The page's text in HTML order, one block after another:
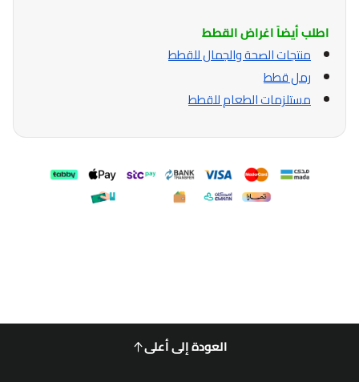
اطلب أيضاً اغراض القطط
منتجات الصحة والجمال للقطط
رمل قطط
مستلزمات الطعام للقطط
العودة إلى أعلى